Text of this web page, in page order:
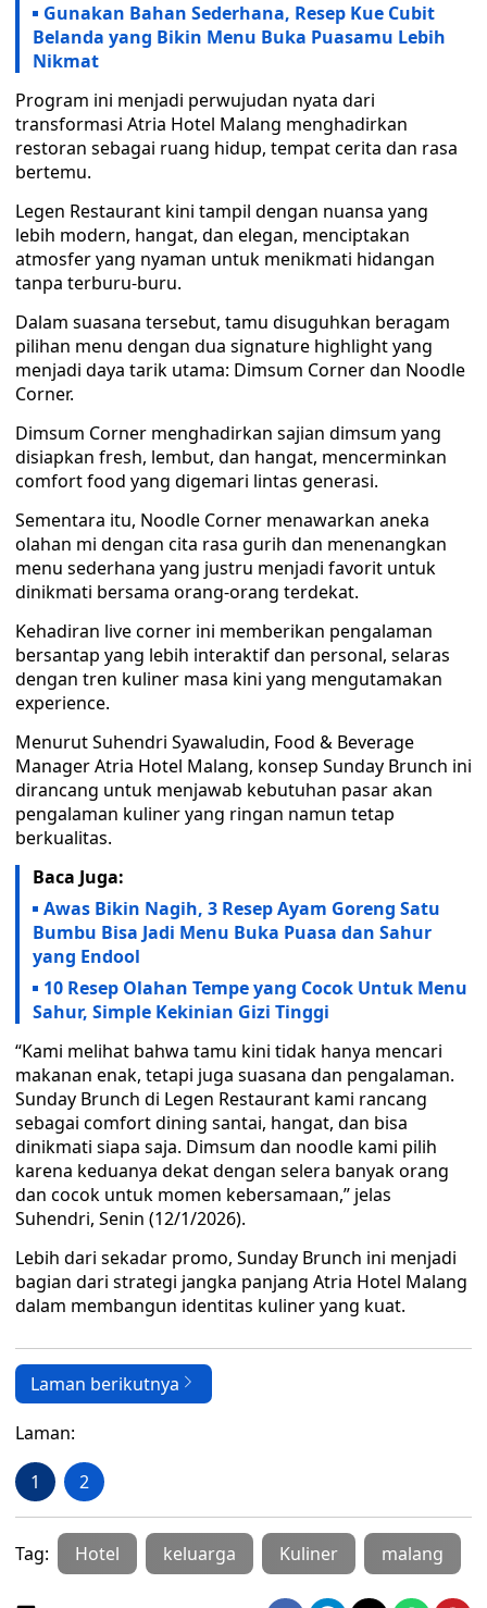
Gunakan Bahan Sederhana, Resep Kue Cubit
Belanda yang Bikin Menu Buka Puasamu Lebih
Nikmat
Program ini menjadi perwujudan nyata dari
transformasi Atria Hotel Malang menghadirkan
restoran sebagai ruang hidup, tempat cerita dan rasa
bertemu.
Legen Restaurant kini tampil dengan nuansa yang
lebih modern, hangat, dan elegan, menciptakan
atmosfer yang nyaman untuk menikmati hidangan
tanpa terburu-buru.
Dalam suasana tersebut, tamu disuguhkan beragam
pilihan menu dengan dua signature highlight yang
menjadi daya tarik utama: Dimsum Corner dan Noodle
Corner.
Dimsum Corner menghadirkan sajian dimsum yang
disiapkan fresh, lembut, dan hangat, mencerminkan
comfort food yang digemari lintas generasi.
Sementara itu, Noodle Corner menawarkan aneka
olahan mi dengan cita rasa gurih dan menenangkan
menu sederhana yang justru menjadi favorit untuk
dinikmati bersama orang-orang terdekat.
Kehadiran live corner ini memberikan pengalaman
bersantap yang lebih interaktif dan personal, selaras
dengan tren kuliner masa kini yang mengutamakan
experience.
Menurut Suhendri Syawaludin, Food & Beverage
Manager Atria Hotel Malang, konsep Sunday Brunch ini
dirancang untuk menjawab kebutuhan pasar akan
pengalaman kuliner yang ringan namun tetap
berkualitas.
Baca Juga:
Awas Bikin Nagih, 3 Resep Ayam Goreng Satu
Bumbu Bisa Jadi Menu Buka Puasa dan Sahur
yang Endool
10 Resep Olahan Tempe yang Cocok Untuk Menu
Sahur, Simple Kekinian Gizi Tinggi
“Kami melihat bahwa tamu kini tidak hanya mencari
makanan enak, tetapi juga suasana dan pengalaman.
Sunday Brunch di Legen Restaurant kami rancang
sebagai comfort dining santai, hangat, dan bisa
dinikmati siapa saja. Dimsum dan noodle kami pilih
karena keduanya dekat dengan selera banyak orang
dan cocok untuk momen kebersamaan,” jelas
Suhendri, Senin (12/1/2026).
Lebih dari sekadar promo, Sunday Brunch ini menjadi
bagian dari strategi jangka panjang Atria Hotel Malang
dalam membangun identitas kuliner yang kuat.
Laman berikutnya
Laman:
1 2
Tag: Hotel keluarga Kuliner malang